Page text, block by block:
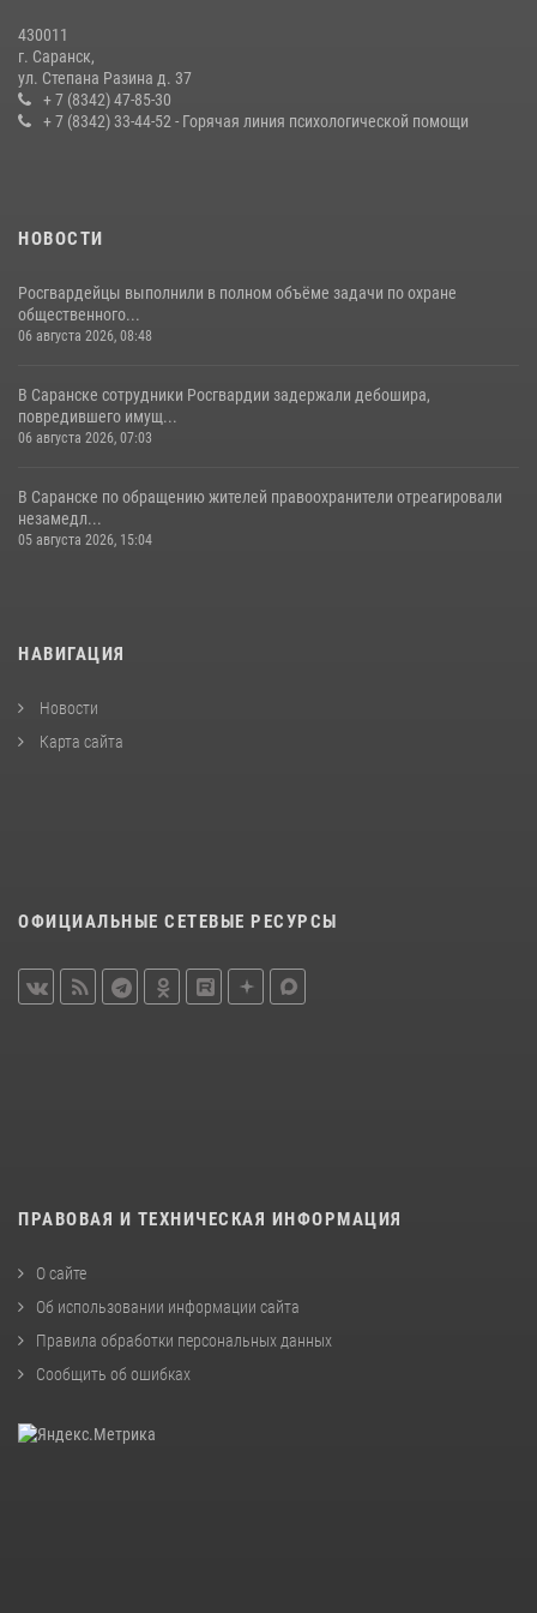
Сотрудники Росгвардии обеспечили безопасность Всероссийского
конкурса профмастерства в Саранске
23 июля 2026, 11:54 4
430011
г. Саранск,
ул. Степана Разина д. 37
+ 7 (8342) 47-85-30
+ 7 (8342) 33-44-52 - Горячая линия психологической помощи
НОВОСТИ
Росгвардейцы выполнили в полном объёме задачи по охране
общественного...
06 августа 2026, 08:48
В Саранске сотрудники Росгвардии задержали дебошира,
повредившего имущ...
06 августа 2026, 07:03
В Саранске по обращению жителей правоохранители отреагировали
незамедл...
05 августа 2026, 15:04
НАВИГАЦИЯ
Новости
Карта сайта
ОФИЦИАЛЬНЫЕ СЕТЕВЫЕ РЕСУРСЫ
ПРАВОВАЯ И ТЕХНИЧЕСКАЯ ИНФОРМАЦИЯ
О сайте
Об использовании информации сайта
Правила обработки персональных данных
Сообщить об ошибках